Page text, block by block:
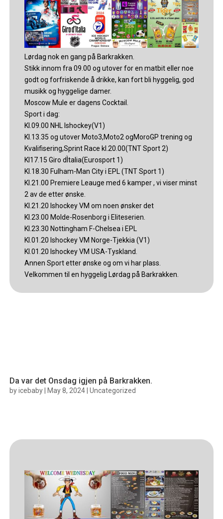
Lørdag nok en gang på Barkrakken.
Stikk innom fra 09.00 og utover for en matbit eller noe
godt og forfriskende å drikke, kan fort bli hyggelig, god
musikk og hyggelige damer.
Moscow Mule er dagens Cocktail.
Sport i dag:
Kl.09.00 NHL Ishockey(V1)
Kl.13.35 og utover Moto3,Moto2 ogMoroGP trening og
Kvalifisering,Sprint Race kl.20.00(TNT Sport 2)
Kl17.15 Giro dÌtalia(Eurosport 1)
Kl.18.30 Fulham-Man City i EPL (TNT Sport 1)
Kl.21.00 Premiere Leauge med 6 kamper , vi viser minst
2 av de etter ønske.
Kl.21.20 Ishockey VM om noen ønsker det
Kl.23.00 Molde-Rosenborg i Eliteserien.
Kl.23.30 Nottingham F-Chelsea i EPL
Kl.01.20 Ishockey VM Norge-Tjekkia (V1)
Kl.01.20 Ishockey VM USA-Tyskland.
Annen Sport etter ønske og om vi har plass.
Velkommen til en hyggelig Lørdag på Barkrakken.
Da var det Onsdag igjen på Barkrakken.
byicebaby May 8, 2024 Uncategorized